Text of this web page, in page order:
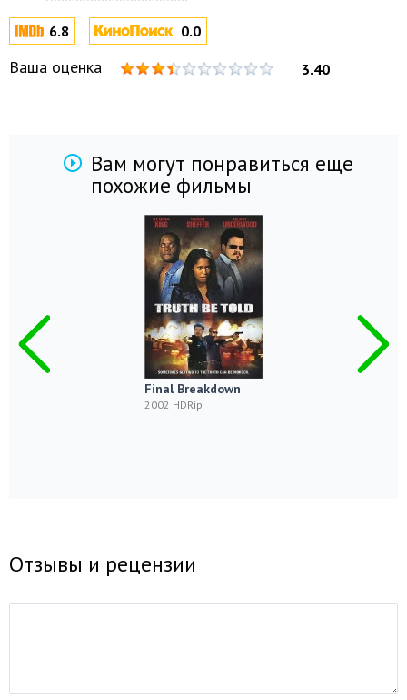
6.8 0.0
Ваша оценка 3.40
Вам могут понравиться еще
похожие фильмы
Final Breakdown
2002 HDRip
Отзывы и рецензии